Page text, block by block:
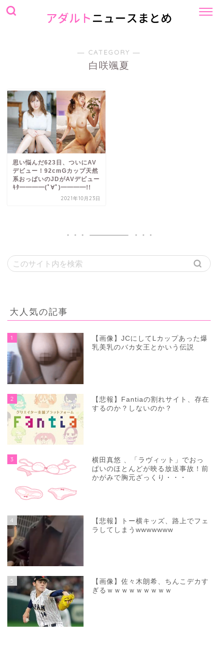
― CATEGORY ―
白咲颯夏
思い悩んだ623日、ついにAV
デビュー！92cmGカップ天然
系おっぱいのJDがAVデビュー
ｷﾀ━━━━(ﾟ∀ﾟ)━━━━!!
2021年10月23日
大人気の記事
1
【画像】JCにしてLカップあった爆
乳美乳のバカ女王とかいう伝説
2
【悲報】Fantiaの割れサイト、存在
するのか？しないのか？
3
横田真悠 、「ラヴィット」でおっ
ぱいのほとんどが映る放送事故！前
かがみで胸元ざっくり・・・
4
【悲報】トー横キッズ、路上でフェ
ラしてしまうwwwwwww
5
【画像】佐々木朗希、ちんこデカす
ぎるｗｗｗｗｗｗｗｗｗ